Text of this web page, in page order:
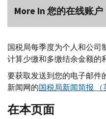
More In 您的在线账户
国税局每季度为个人和公司
计算少缴和多缴结余金额的
要获取发送到您的电子邮件
新闻网的国税局新闻简报 （
在本页面